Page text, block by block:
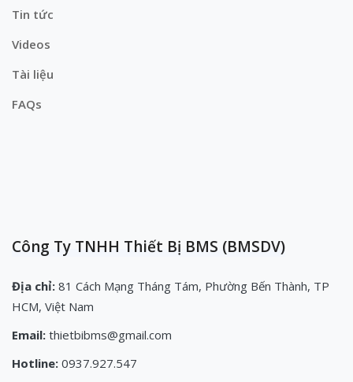
Tin tức
Videos
Tài liệu
FAQs
Công Ty TNHH Thiết Bị BMS (BMSDV)
Địa chỉ: 81 Cách Mạng Tháng Tám, Phường Bến Thành, TP
HCM, Việt Nam
Email: thietbibms@gmail.com
Hotline: 0937.927.547